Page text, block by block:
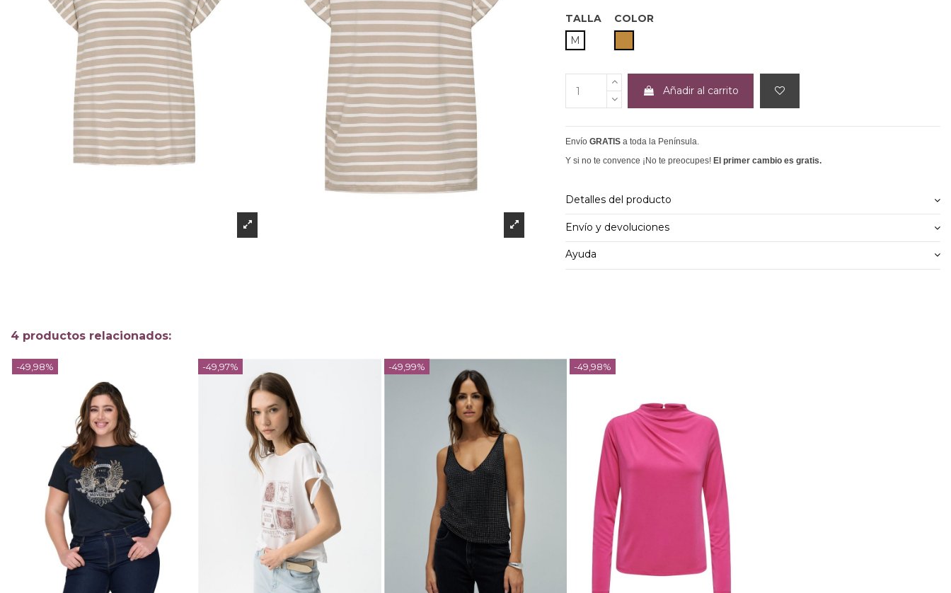
TALLA
M
COLOR
Añadir al carrito
Envío GRATIS a toda la Península.
Y si no te convence ¡No te preocupes! El primer cambio es gratis.
Detalles del producto
Envío y devoluciones
Ayuda
4 productos relacionados:
-49,98% -49,97% -49,99% -49,98%